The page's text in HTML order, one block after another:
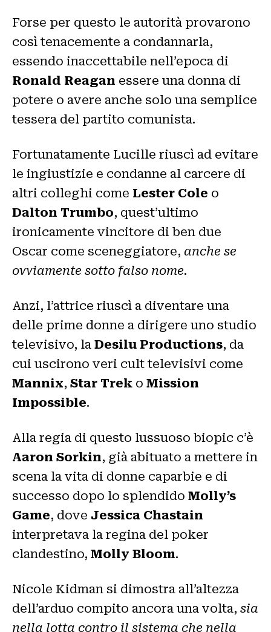
Forse per questo le autorità provarono
così tenacemente a condannarla,
essendo inaccettabile nell’epoca di
Ronald Reagan essere una donna di
potere o avere anche solo una semplice
tessera del partito comunista.
Fortunatamente Lucille riuscì ad evitare
le ingiustizie e condanne al carcere di
altri colleghi come Lester Cole o
Dalton Trumbo, quest’ultimo
ironicamente vincitore di ben due
Oscar come sceneggiatore, anche se
ovviamente sotto falso nome.
Anzi, l’attrice riuscì a diventare una
delle prime donne a dirigere uno studio
televisivo, la Desilu Productions, da
cui uscirono veri cult televisivi come
Mannix, Star Trek o Mission
Impossible.
Alla regia di questo lussuoso biopic c’è
Aaron Sorkin, già abituato a mettere in
scena la vita di donne caparbie e di
successo dopo lo splendido Molly’s
Game, dove Jessica Chastain
interpretava la regina del poker
clandestino, Molly Bloom.
Nicole Kidman si dimostra all’altezza
dell’arduo compito ancora una volta, sia
nella lotta contro il sistema che nella